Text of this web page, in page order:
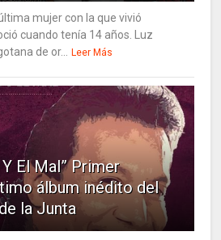
mujer con la que vivió
cuando tenía 14 años. Luz
de or... Leer Más
El Mal” Primer
álbum inédito del
la Junta